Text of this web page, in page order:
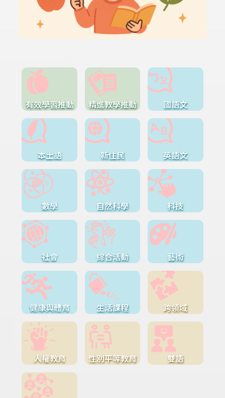
有效學習推動 精進教學推動 國語文
本土語 新住民 英語文
數學 自然科學 科技
社會 綜合活動 藝術
健康與體育 生活課程 跨領域
人權教育 性別平等教育 雙語